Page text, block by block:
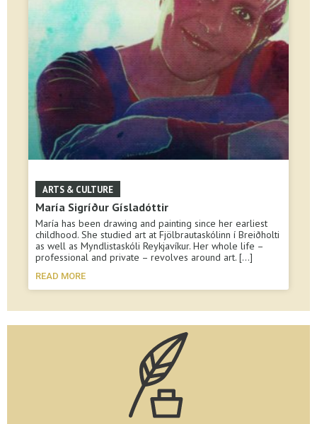
María Sigríður Gísladóttir
María has been drawing and painting since her earliest
childhood. She studied art at Fjölbrautaskólinn í Breiðholti
as well as Myndlistaskóli Reykjavíkur. Her whole life –
professional and private – revolves around art.
READ MORE